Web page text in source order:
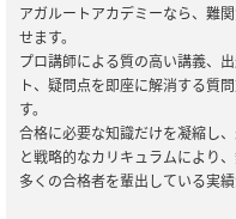
標】合格目標】中上級総合講
ュラム／キックオフ行政書士／
会員規約改定のお知らせ
2025/07/17 行政書士試験
アガルートアカデミーなら、難
せます。
プロ講師による質の高い講義、
ト、疑問点を即座に解消する質
す。
合格に必要な知識だけを凝縮し
と戦略的なカリキュラムにより
多くの合格者を輩出している実